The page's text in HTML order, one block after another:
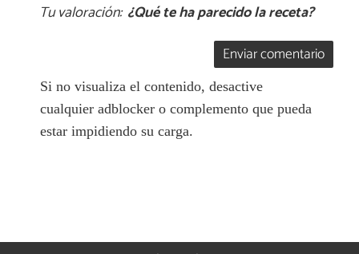
Tu valoración: ¿Qué te ha parecido la receta?
Enviar comentario
Si no visualiza el contenido, desactive
cualquier adblocker o complemento que pueda
estar impidiendo su carga.